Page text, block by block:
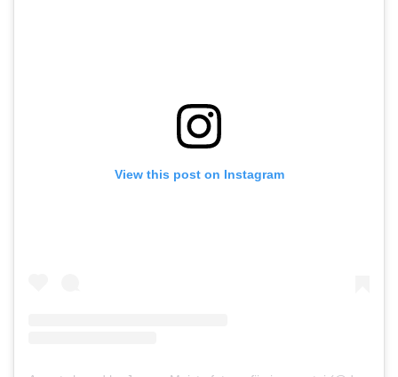
View this post on Instagram